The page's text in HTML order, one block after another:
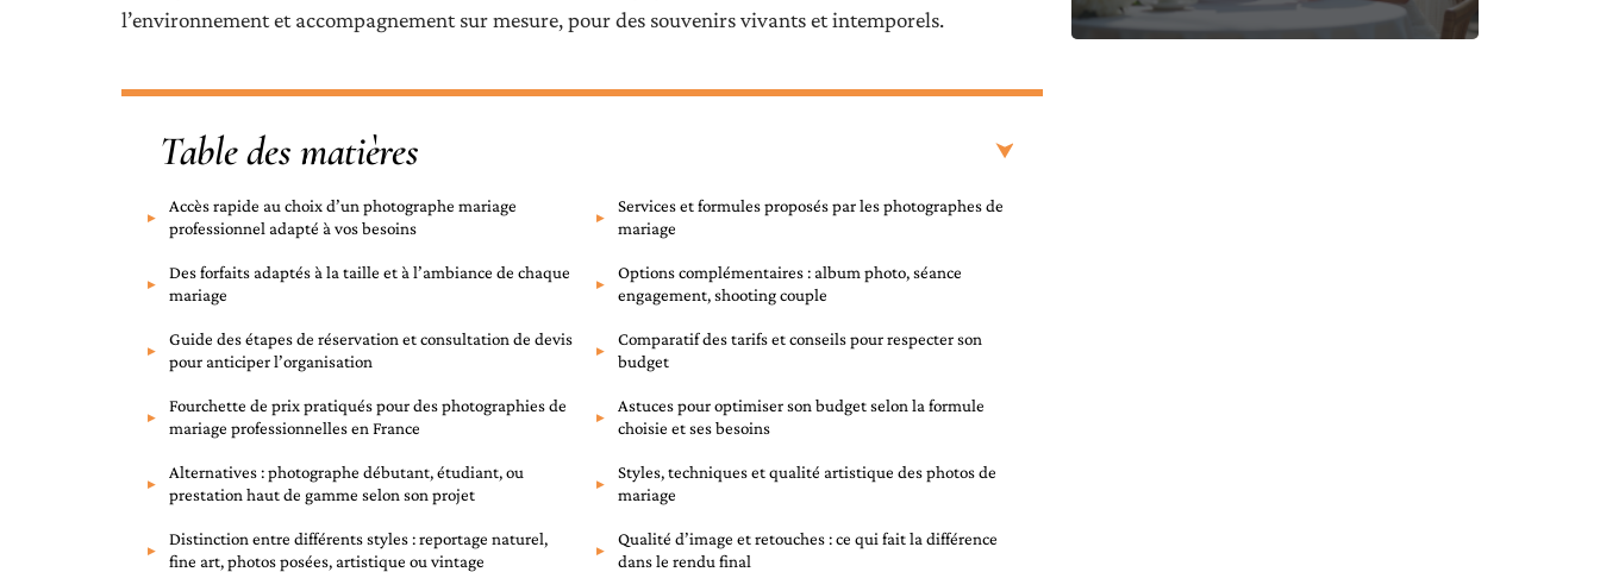
l’environnement et accompagnement sur mesure, pour des souvenirs vivants et intemporels.
Table des matières
Accès rapide au choix d’un photographe mariage
professionnel adapté à vos besoins
Services et formules proposés par les photographes de
mariage
Des forfaits adaptés à la taille et à l’ambiance de chaque
mariage
Options complémentaires : album photo, séance
engagement, shooting couple
Guide des étapes de réservation et consultation de devis
pour anticiper l’organisation
Comparatif des tarifs et conseils pour respecter son
budget
Fourchette de prix pratiqués pour des photographies de
mariage professionnelles en France
Astuces pour optimiser son budget selon la formule
choisie et ses besoins
Alternatives : photographe débutant, étudiant, ou
prestation haut de gamme selon son projet
Styles, techniques et qualité artistique des photos de
mariage
Distinction entre différents styles : reportage naturel,
fine art, photos posées, artistique ou vintage
Qualité d’image et retouches : ce qui fait la différence
dans le rendu final